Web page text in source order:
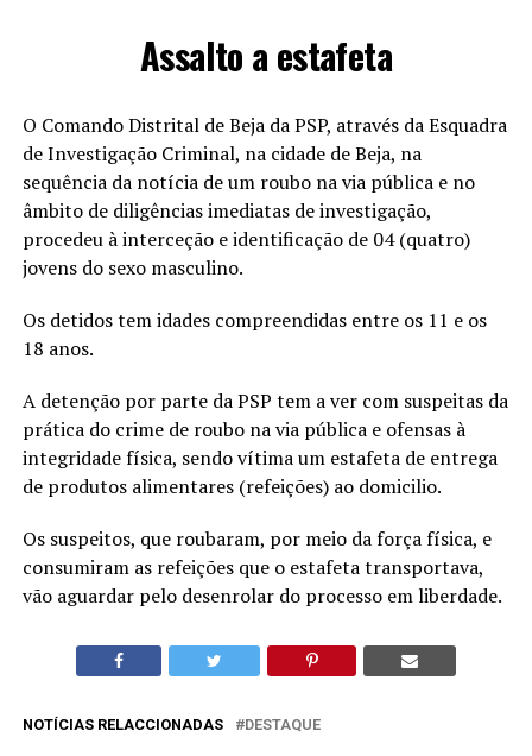
Assalto a estafeta
O Comando Distrital de Beja da PSP, através da Esquadra
de Investigação Criminal, na cidade de Beja, na
sequência da notícia de um roubo na via pública e no
âmbito de diligências imediatas de investigação,
procedeu à interceção e identificação de 04 (quatro)
jovens do sexo masculino.
Os detidos tem idades compreendidas entre os 11 e os
18 anos.
A detenção por parte da PSP tem a ver com suspeitas da
prática do crime de roubo na via pública e ofensas à
integridade física, sendo vítima um estafeta de entrega
de produtos alimentares (refeições) ao domicilio.
Os suspeitos, que roubaram, por meio da força física, e
consumiram as refeições que o estafeta transportava,
vão aguardar pelo desenrolar do processo em liberdade.
NOTÍCIAS RELACCIONADAS DESTAQUE